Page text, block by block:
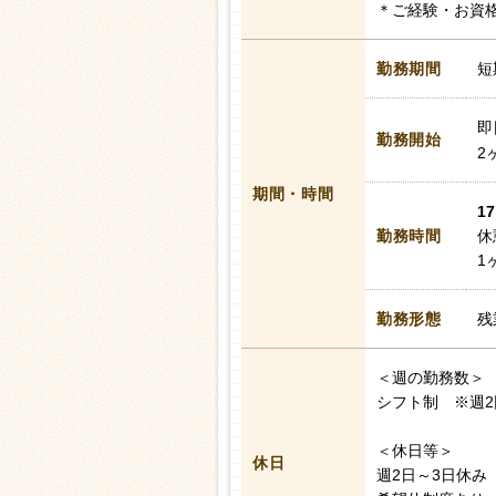
＊ご経験・お資
期間・時間
勤務期間 短
勤務開始
2
勤務時間
休
1
勤務形態 残
休日
＜週の勤務数＞
シフト制 ※週2
＜休日等＞
週2日～3日休